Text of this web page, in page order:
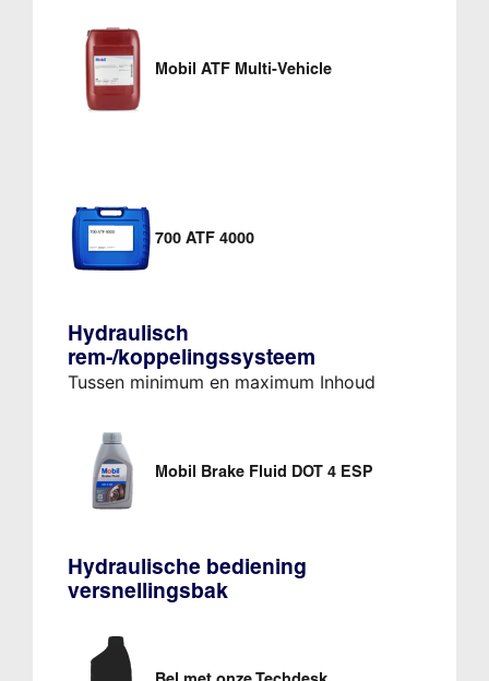
Mobil ATF Multi-Vehicle
700 ATF 4000
Hydraulisch
rem-/koppelingssysteem
Tussen minimum en maximum Inhoud
Mobil Brake Fluid DOT 4 ESP
Hydraulische bediening
versnellingsbak